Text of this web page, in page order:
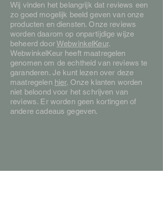
Wij vinden het belangrijk dat reviews een
zo goed mogelijk beeld geven van onze
producten en diensten. Onze reviews
worden daarom op onpartijdige wijze
beheerd doorWebwinkelKeur.
WebwinkelKeur heeft maatregelen
genomen om de echtheid van reviews te
garanderen. Je kunt lezen over deze
maatregelen hier. Onze klanten worden
niet beloond voor het schrijven van
reviews. Er worden geen kortingen of
andere cadeaus gegeven.